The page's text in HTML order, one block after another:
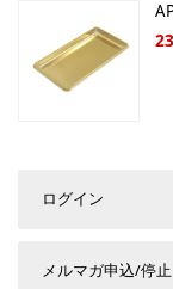
ログイン
メルマガ申込/停止